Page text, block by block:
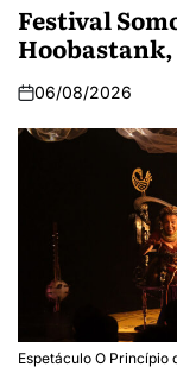
Festival
Hoobastank,
06/08/2026
Espetáculo O Princípio